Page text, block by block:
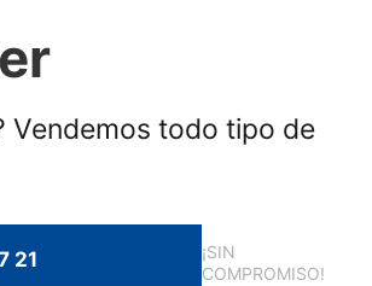
Vendemos todo tipo de
21
¡SIN
COMPROMISO!